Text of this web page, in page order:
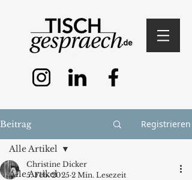
Beitrag Registrieren
Alle Artikel
Alle Artikel
Christine Dicker
5. Feb. 2025 2 Min. Lesezeit